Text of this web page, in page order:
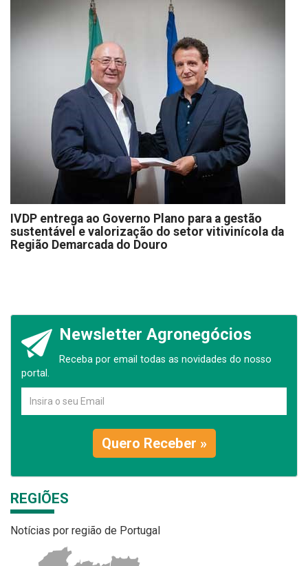
IVDP entrega ao Governo Plano para a gestão
sustentável e valorização do setor vitivinícola da
Região Demarcada do Douro
Newsletter Agronegócios
Receba por email todas as novidades do nosso
portal.
Quero Receber »
REGIÕES
Notícias por região de Portugal